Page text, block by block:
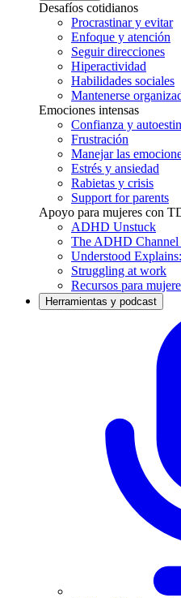
Desafíos cotidianos
Procrastinar y evitar
Enfoque y atención
Seguir direcciones
Hiperactividad
Habilidades sociales
Mantenerse
Emociones intensas
Confianza y
Frustración
Manejar las
Estrés y ansiedad
Rabietas y crisis
Support for parents
Apoyo para mujeres con
ADHD Unstuck
The ADHD Channel
Understood
Struggling at work
Recursos para
Herramientas y podcast